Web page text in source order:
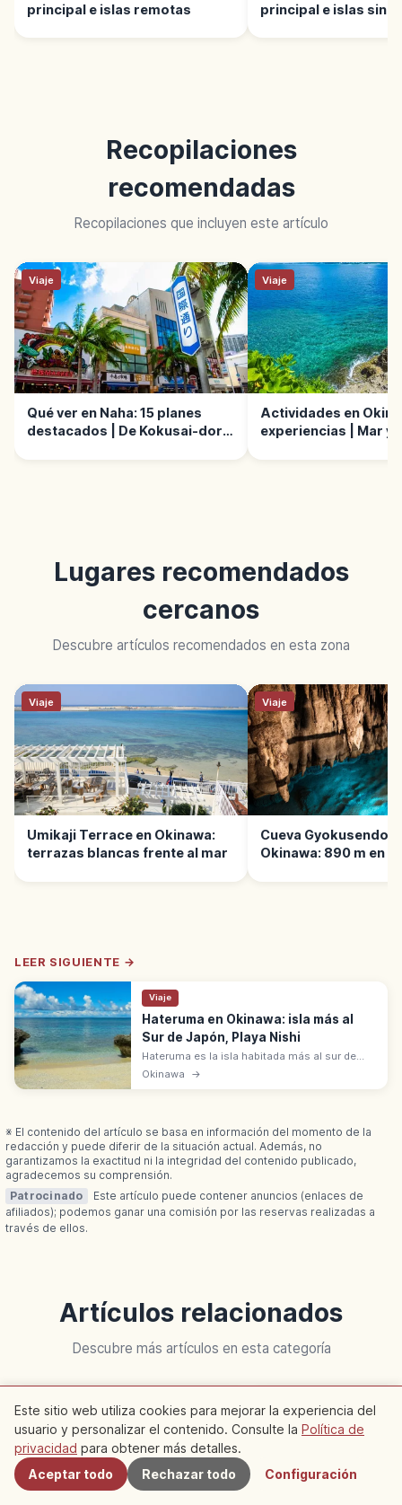
principal e islas remotas
principal e islas sin
Recopilaciones
recomendadas
Recopilaciones que incluyen este artículo
Viaje
Qué ver en Naha: 15 planes
destacados | De Kokusai-dori
Viaje
Actividades en
experiencias | Mar y
Lugares recomendados
cercanos
Descubre artículos recomendados en esta zona
Viaje
Umikaji Terrace en Okinawa:
terrazas blancas frente al mar
Viaje
Cueva Gyokusendo
Okinawa: 890 m en
LEER SIGUIENTE →
Viaje
Hateruma en Okinawa: isla más al
Sur de Japón, Playa Nishi
Hateruma es la isla habitada más al sur de
Japón, en Yaeyama (Okinawa). 15 km de
Okinawa →
※ El contenido del artículo se basa en información del momento de la
redacción y puede diferir de la situación actual. Además, no
garantizamos la exactitud ni la integridad del contenido publicado,
agradecemos su comprensión.
Patrocinado
Este artículo puede contener anuncios (enlaces de
afiliados); podemos ganar una comisión por las reservas realizadas a
través de ellos.
Artículos relacionados
Descubre más artículos en esta categoría
Kyoto Kyoto
Cercanos
Este sitio web utiliza cookies para mejorar la experiencia del
usuario y personalizar el contenido. Consulte la Política de
privacidad para obtener más detalles.
Aceptar todo
Rechazar todo Configuración